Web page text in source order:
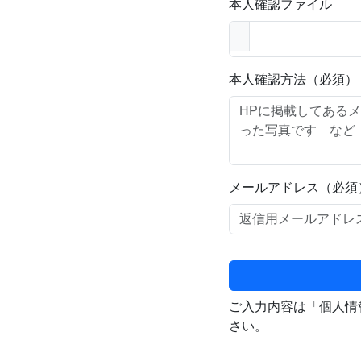
本人確認ファイル
本人確認方法（必須）
メールアドレス（必須
ご入力内容は「個人
さい。